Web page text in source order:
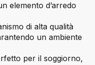
elemento d’arredo
di alta qualità
un ambiente
per il soggiorno,